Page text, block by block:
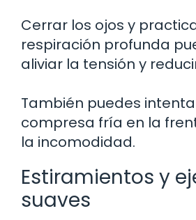
Cerrar los ojos y
respiración profunda
aliviar la tensión y
También puedes
compresa fría en la
la incomodidad.
Estiramientos y
suaves